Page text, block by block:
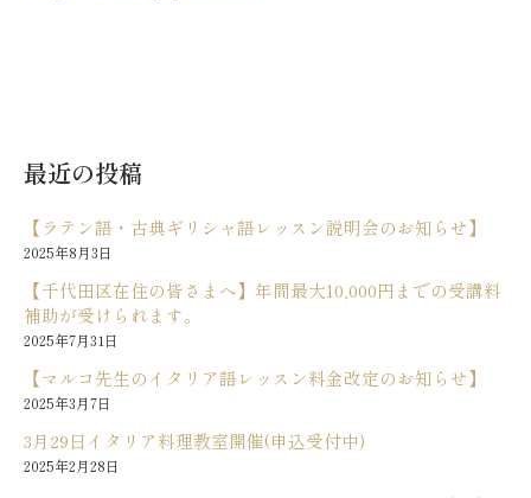
最近の投稿
【ラテン語・古典ギリシャ語レッスン説明会のお知らせ】
2025年8月3日
【千代田区在住の皆さまへ】年間最大10,000円までの受講料
補助が受けられます。
2025年7月31日
【マルコ先生のイタリア語レッスン料金改定のお知らせ】
2025年3月7日
3月29日イタリア料理教室開催(申込受付中)
2025年2月28日